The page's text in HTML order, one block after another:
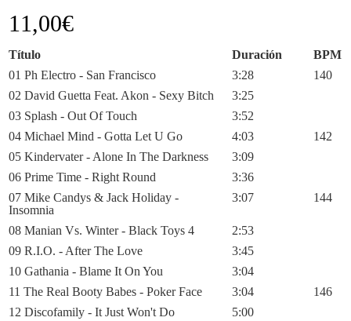
11,00€
Título Duración
BPM
01 Ph Electro - San Francisco
3:28
140
02 David Guetta Feat. Akon - Sexy Bitch
3:25
03 Splash - Out Of Touch
3:52
04 Michael Mind - Gotta Let U Go
4:03
142
05 Kindervater - Alone In The Darkness
3:09
06 Prime Time - Right Round
3:36
07 Mike Candys & Jack Holiday -
Insomnia
3:07 144
08 Manian Vs. Winter - Black Toys 4
2:53
09 R.I.O. - After The Love
3:45
10 Gathania - Blame It On You
3:04
11 The Real Booty Babes - Poker Face
3:04
146
12 Discofamily - It Just Won't Do
5:00